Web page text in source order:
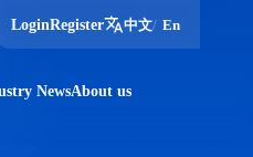
LoginRegistertranslate中文/ En
NewsAbout us